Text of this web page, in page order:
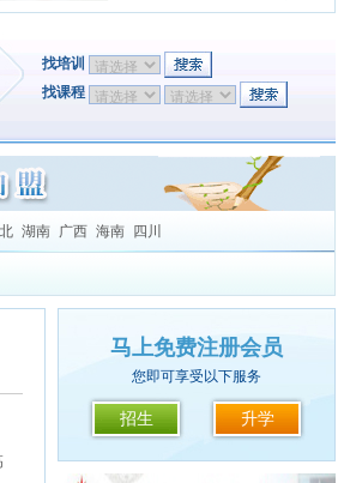
找培训
找课程
湖南 广西 海南 四川
马上免费注册会员
您即可享受以下服务
招生 升学